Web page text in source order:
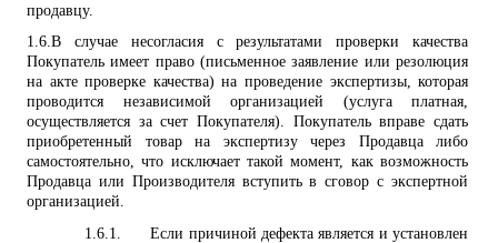
продавцу.
1.6. В случае несогласия с результатами проверки качества
Покупатель имеет право (письменное заявление или резолюция
на акте проверке качества) на проведение экспертизы, которая
проводится независимой организацией (услуга платная,
осуществляется за счет Покупателя). Покупатель вправе сдать
приобретенный товар на экспертизу через Продавца либо
самостоятельно, что исключает такой момент, как возможность
Продавца или Производителя вступить в сговор с экспертной
организацией.
1.6.1.
Если причиной дефекта является и установлен